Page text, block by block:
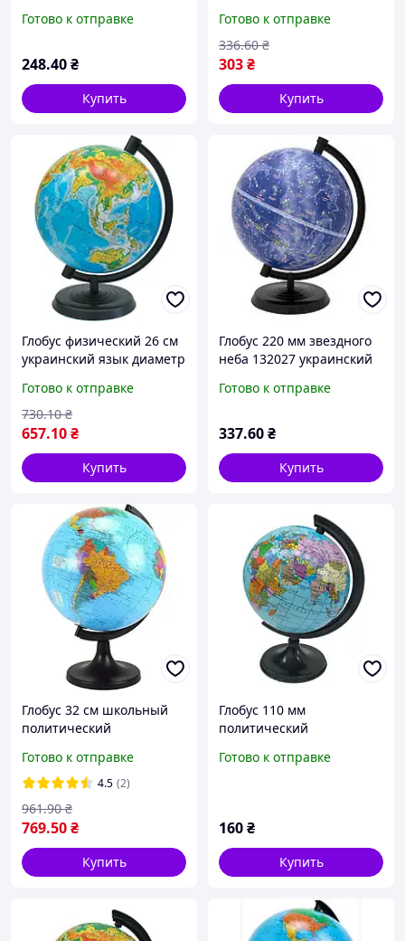
Готово к отправке
248.40₴
Купить
Готово к отправке
303₴
336.60 ₴
Купить
Глобус физический 26 см
украинский язык диаметр
настольный Марко поло
Готово к отправке
657.10₴
730.10 ₴
Купить
Глобус 220 мм звездного
неба 132027 украинский
Готово к отправке
337.60₴
Купить
Глобус 32 см школьный
политический
настольный диаметр 320
мм
Готово к отправке
4.5 (2)
769.50₴
961.90 ₴
Купить
Глобус 110 мм
политический
Готово к отправке
160₴
Купить